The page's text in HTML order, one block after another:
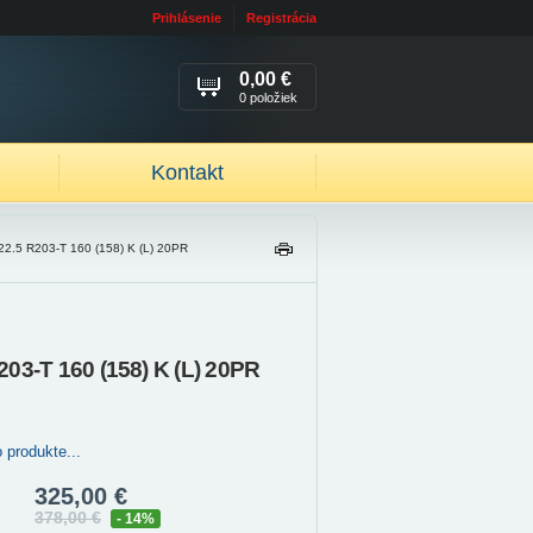
Prihlásenie Registrácia
Kontakt
0,00 €
0 položiek
R203-T 160 (158) K (L) 20PR
IŤ
T 160 (158) K (L) 20PR
produkte...
325,00 €
378,00 € - 14%